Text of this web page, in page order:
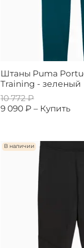
Штаны Puma
Training - зеленый
10 772 ₽
9 090 ₽ – Купить
В наличии